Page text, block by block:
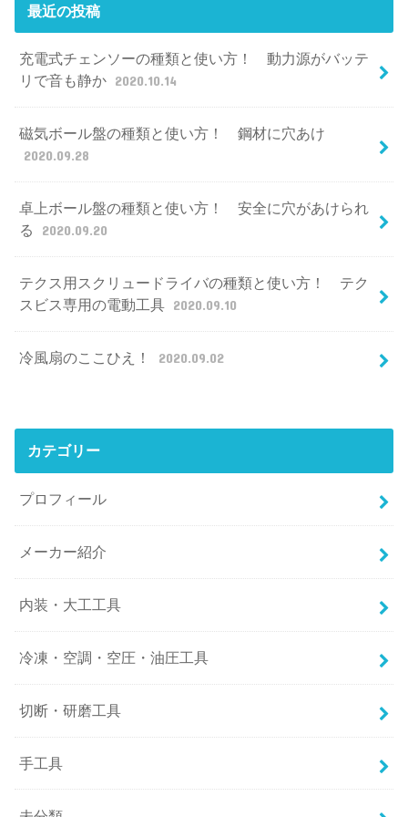
最近の投稿
充電式チェンソーの種類と使い方！ 動力源がバッテ
リで音も静か 2020.10.14
磁気ボール盤の種類と使い方！ 鋼材に穴あけ
2020.09.28
卓上ボール盤の種類と使い方！ 安全に穴があけられ
る
2020.09.20
テクス用スクリュードライバの種類と使い方！ テク
スビス専用の電動工具 2020.09.10
冷風扇のここひえ！ 2020.09.02
カテゴリー
プロフィール
メーカー紹介
内装・大工工具
冷凍・空調・空圧・油圧工具
切断・研磨工具
手工具